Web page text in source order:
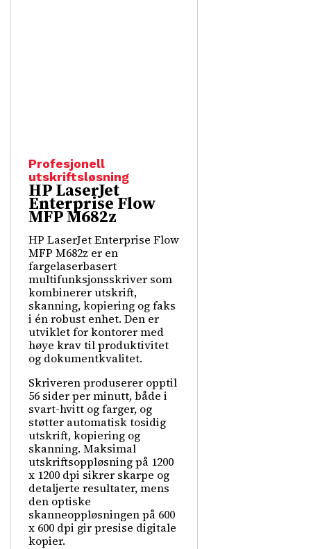
Profesjonell
utskriftsløsning
HP LaserJet
Enterprise Flow
MFP M682z
HP LaserJet Enterprise Flow
MFP M682z er en
fargelaserbasert
multifunksjonsskriver som
kombinerer utskrift,
skanning, kopiering og faks
i én robust enhet. Den er
utviklet for kontorer med
høye krav til produktivitet
og dokumentkvalitet.
Skriveren produserer opptil
56 sider per minutt, både i
svart-hvitt og farger, og
støtter automatisk tosidig
utskrift, kopiering og
skanning. Maksimal
utskriftsoppløsning på 1200
x 1200 dpi sikrer skarpe og
detaljerte resultater, mens
den optiske
skanneoppløsningen på 600
x 600 dpi gir presise digitale
kopier.